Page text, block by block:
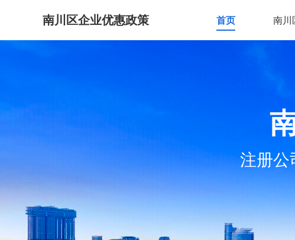
南川区企业优惠政策 首页 南川
注册公